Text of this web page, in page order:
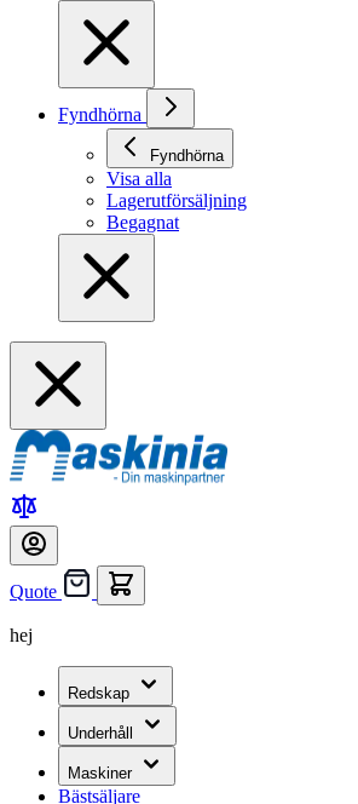
Fyndhörna
Fyndhörna
Visa alla
Lagerutförsäljning
Begagnat
Quote
hej
Redskap
Underhåll
Maskiner
Bästsäljare